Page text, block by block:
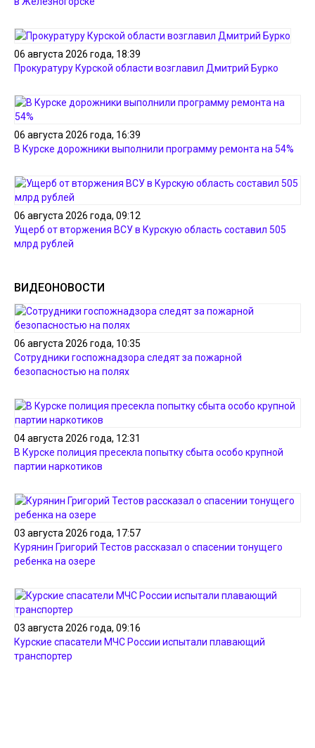
06 августа 2026 года, 18:39
Прокуратуру Курской области возглавил Дмитрий Бурко
06 августа 2026 года, 16:39
В Курске дорожники выполнили программу ремонта на 54%
06 августа 2026 года, 09:12
Ущерб от вторжения ВСУ в Курскую область составил 505
млрд рублей
ВИДЕОНОВОСТИ
06 августа 2026 года, 10:35
Сотрудники госпожнадзора следят за пожарной
безопасностью на полях
04 августа 2026 года, 12:31
В Курске полиция пресекла попытку сбыта особо крупной
партии наркотиков
03 августа 2026 года, 17:57
Курянин Григорий Тестов рассказал о спасении тонущего
ребенка на озере
03 августа 2026 года, 09:16
Курские спасатели МЧС России испытали плавающий
транспортер